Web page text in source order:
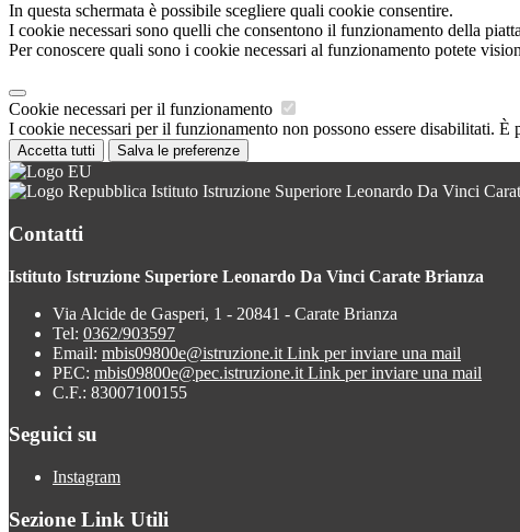
In questa schermata è possibile scegliere quali cookie consentire.
I cookie necessari sono quelli che consentono il funzionamento della
Per conoscere quali sono i cookie necessari al funzionamento potete
Cookie necessari per il funzionamento
I cookie necessari per il funzionamento non possono essere disabilitati.
Accetta tutti Salva le preferenze
Istituto Istruzione Superiore Leonardo Da Vinci
Contatti
Istituto Istruzione Superiore Leonardo Da Vinci Carate Brianza
Via Alcide de Gasperi, 1 - 20841 - Carate Brianza
Tel: 0362/903597
Email: mbis09800e@istruzione.it Link per inviare una mail
PEC: mbis09800e@pec.istruzione.it Link per inviare una mail
C.F.: 83007100155
Seguici su
Instagram
Sezione Link Utili